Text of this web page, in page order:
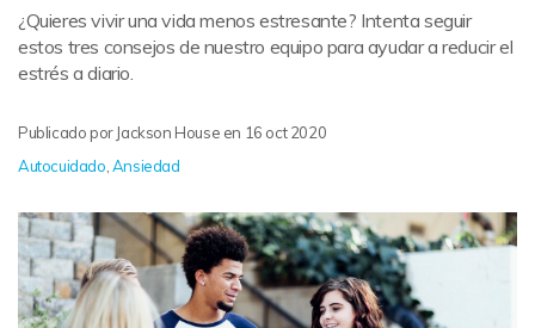
¿Quieres vivir una vida menos estresante? Intenta seguir
estos tres consejos de nuestro equipo para ayudar a reducir el
estrés a diario.
Publicado por Jackson House en 16 oct 2020
Autocuidado Ansiedad